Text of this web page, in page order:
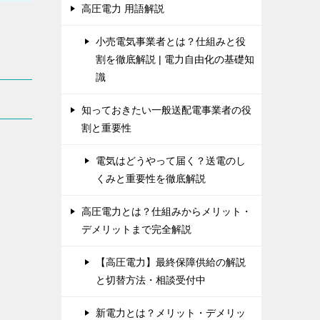
高圧電力 用語解説
小売電気事業者とは？仕組みと役
割を徹底解説 | 電力自由化の基礎知
識
知っておきたい一般送配電事業者の役
割と重要性
電気はどうやって届く？送電のし
くみと重要性を徹底解説
高圧電力とは？仕組みからメリット・
デメリットまで完全解説
【高圧電力】最終保障供給の解説
と切替方法・相談受付中
新電力とは？メリット・デメリッ